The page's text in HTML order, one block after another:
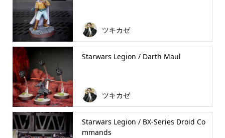
ツキカゼ
Starwars Legion / Darth Maul
ツキカゼ
Starwars Legion / BX-Series Droid Co
mmands